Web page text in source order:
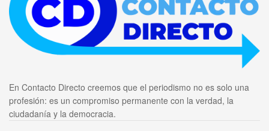
En Contacto Directo creemos que el periodismo no es solo una
profesión: es un compromiso permanente con la verdad, la
ciudadanía y la democracia.